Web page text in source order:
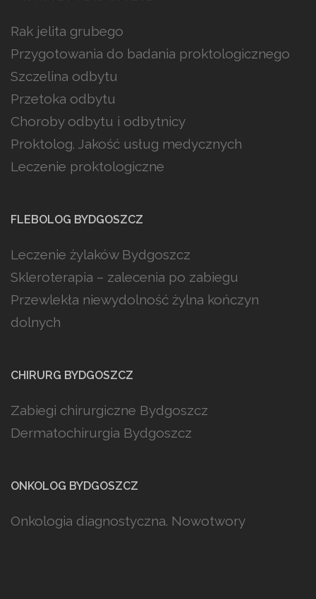
Rak jelita grubego
Przygotowania do badania proktologicznego
Szczelina odbytu
Przetoka odbytu
Choroby odbytu i odbytnicy
Proktolog. Jakość usług medycznych
Leczenie proktologiczne
FLEBOLOG BYDGOSZCZ
Leczenie żylaków Bydgoszcz
Skleroterapia – zalecenia po zabiegu
Przewlekła niewydolność żylna kończyn
dolnych
CHIRURG BYDGOSZCZ
Zabiegi chirurgiczne Bydgoszcz
Dermatochirurgia Bydgoszcz
ONKOLOG BYDGOSZCZ
Onkologia diagnostyczna. Nowotwory